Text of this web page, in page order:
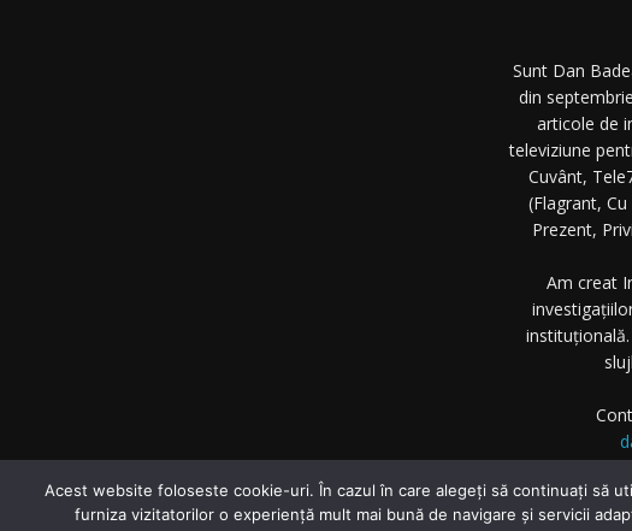
Sunt Dan
din
articole de
televiziune
Cuvânt,
(Flagrant,
Prezent,
Am creat
© 2025
Acest website foloseste cookie-uri. În cazul în care alegeți să continuați să
furniza vizitatorilor o experiență mult mai bună de navigare și servicii